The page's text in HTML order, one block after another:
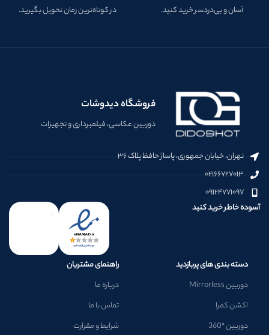
آسان و بی‌دردسر خرید کنید. در کوتاه‌ترین زمان تحویل بگیرید.
فروشگاه دیدوشات
دوربین عکاسی، فیلمبرداری و تجهیزات
تهران، خیابان جمهوری، پاساژ حافظ پلاک ۳۶
۰۲۱۶۶۷۲۷۰۱۳
۰۹۱۲۴۷۷۱۰۹۷
دسته بندی های پربازدید
دوربین Mirrorless
اکشن کمرا
دوربین °360
راهنمای مشتریان
درباره ما
تماس با ما
شرایط و مقرارت
آسوده خاطر خرید کنید